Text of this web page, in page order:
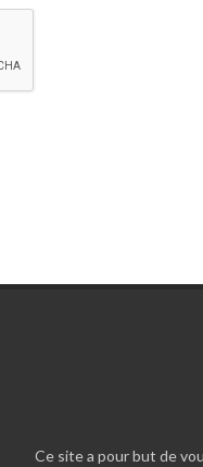
Ce site a pour but de